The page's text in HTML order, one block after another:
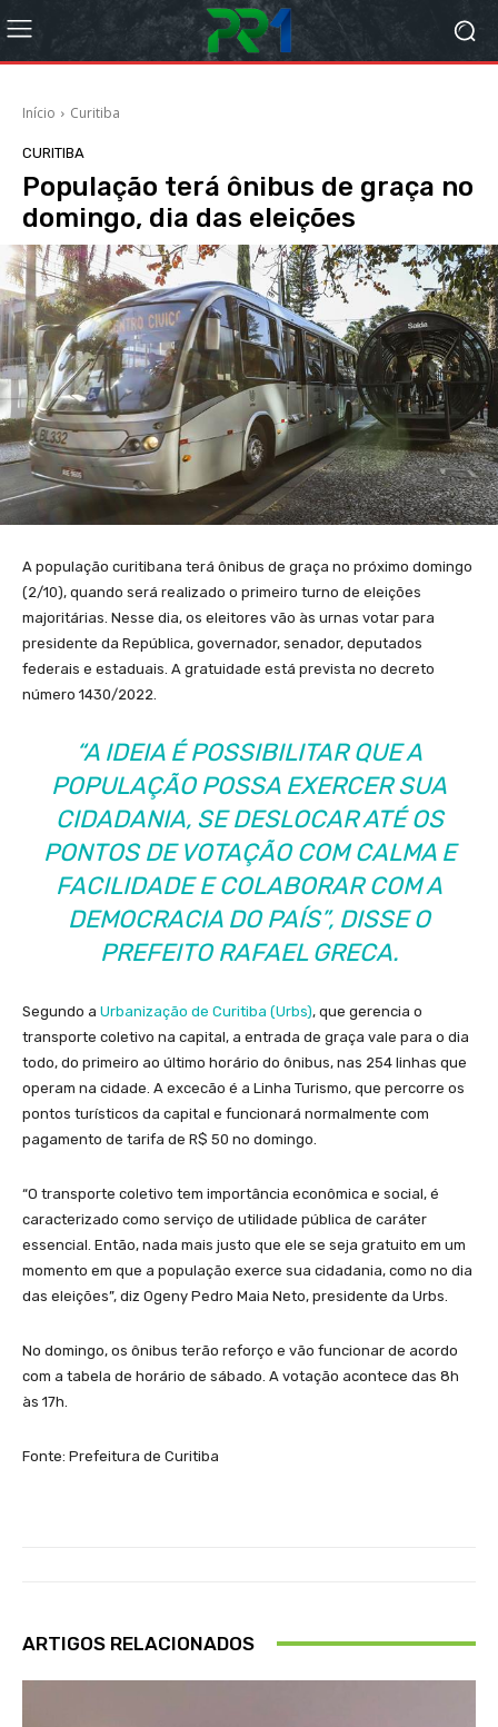
Início Curitiba
CURITIBA
População terá ônibus de graça no
domingo, dia das eleições
A população curitibana terá ônibus de graça no próximo domingo
(2/10), quando será realizado o primeiro turno de eleições
majoritárias. Nesse dia, os eleitores vão às urnas votar para
presidente da República, governador, senador, deputados
federais e estaduais. A gratuidade está prevista no decreto
número 1430/2022.
“A IDEIA É POSSIBILITAR QUE A
POPULAÇÃO POSSA EXERCER SUA
CIDADANIA, SE DESLOCAR ATÉ OS
PONTOS DE VOTAÇÃO COM CALMA E
FACILIDADE E COLABORAR COM A
DEMOCRACIA DO PAÍS”, DISSE O
PREFEITO RAFAEL GRECA.
Segundo a Urbanização de Curitiba (Urbs), que gerencia o
transporte coletivo na capital, a entrada de graça vale para o dia
todo, do primeiro ao último horário do ônibus, nas 254 linhas que
operam na cidade. A excecão é a Linha Turismo, que percorre os
pontos turísticos da capital e funcionará normalmente com
pagamento de tarifa de R$ 50 no domingo.
“O transporte coletivo tem importância econômica e social, é
caracterizado como serviço de utilidade pública de caráter
essencial. Então, nada mais justo que ele se seja gratuito em um
momento em que a população exerce sua cidadania, como no dia
das eleições”, diz Ogeny Pedro Maia Neto, presidente da Urbs.
No domingo, os ônibus terão reforço e vão funcionar de acordo
com a tabela de horário de sábado. A votação acontece das 8h
às 17h.
Fonte: Prefeitura de Curitiba
ARTIGOS RELACIONADOS